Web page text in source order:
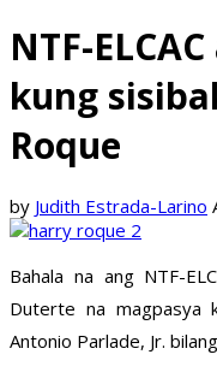
NTF-
kung
Roque
by Judith Estrada-Larino
Bahala na ang NTF-
Duterte na magpasya
Antonio Parlade, Jr.